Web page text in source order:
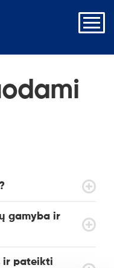
gamyba ir
ir pateikti